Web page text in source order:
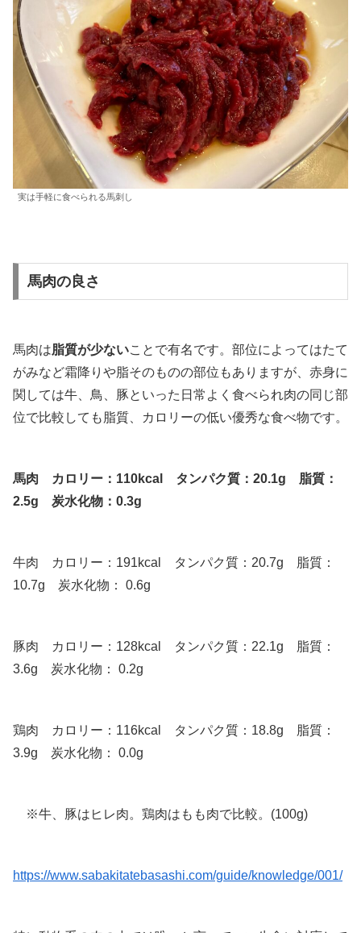
実は手軽に食べられる馬刺し
馬肉の良さ
馬肉は脂質が少ないことで有名です。部位によってはたて
がみなど霜降りや脂そのものの部位もありますが、赤身に
関しては牛、鳥、豚といった日常よく食べられ肉の同じ部
位で比較しても脂質、カロリーの低い優秀な食べ物です。
馬肉 カロリー：110kcal タンパク質：20.1g 脂質：
2.5g 炭水化物：0.3g
牛肉 カロリー：191kcal タンパク質：20.7g 脂質：
10.7g 炭水化物： 0.6g
豚肉 カロリー：128kcal タンパク質：22.1g 脂質：
3.6g 炭水化物： 0.2g
鶏肉 カロリー：116kcal タンパク質：18.8g 脂質：
3.9g 炭水化物： 0.0g
※牛、豚はヒレ肉。鶏肉はもも肉で比較。(100g)
https://www.sabakitatebasashi.com/guide/knowledge/001/